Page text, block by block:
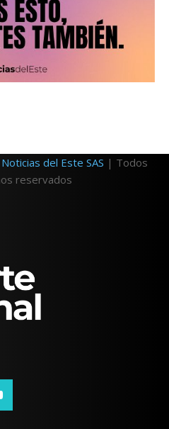
Noticias del Este SAS | Todos
reservados